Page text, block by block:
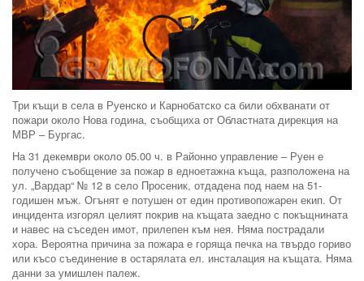
Три къщи в села в Руенско и Карнобатско са били обхванати от
пожари около Нова година, съобщиха от Областната дирекция на
МВР – Бургас.
На 31 декември около 05.00 ч. в Районно управление – Руен е
получено съобщение за пожар в едноетажна къща, разположена на
ул. „Вардар“ № 12 в село Просеник, отдадена под наем на 51-
годишен мъж. Огънят е потушен от един противопожарен екип. От
инцидента изгорял целият покрив на къщата заедно с покъщнината
и навес на съседен имот, прилепен към нея. Няма пострадали
хора. Вероятна причина за пожара е горяща печка на твърдо гориво
или късо съединение в остарялата ел. инсталация на къщата. Няма
данни за умишлен палеж.